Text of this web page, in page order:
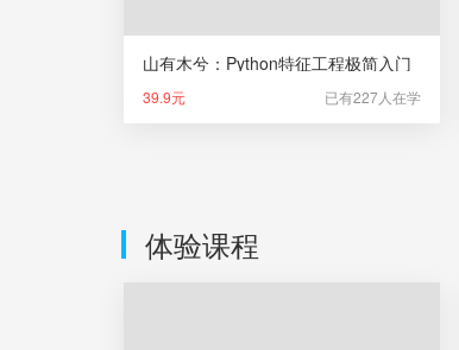
山有木兮：Python特征工程极简入门
39.9元 已有227人在学
体验课程